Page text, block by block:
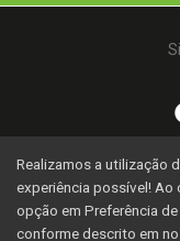
Realizamos a utilização
experiência possível! Ao
opção em Preferência
conforme descrito em